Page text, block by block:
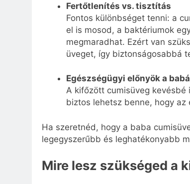
Fertőtlenítés vs. tisztítás
Fontos különbséget tenni: a
el is mosod, a baktériumok
megmaradhat. Ezért van
üveget, így biztonságosabbá
Egészségügyi előnyök a
A kifőzött cumisüveg
biztos lehetsz benne, hogy
Ha szeretnéd, hogy a baba
legegyszerűbb és leghatékonyabb
Mire lesz szükséged a